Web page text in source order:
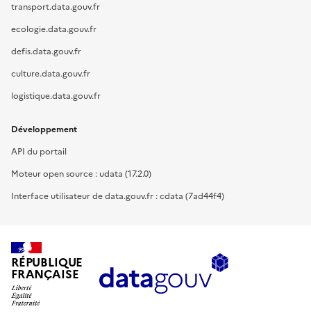
transport.data.gouv.fr
ecologie.data.gouv.fr
defis.data.gouv.fr
culture.data.gouv.fr
logistique.data.gouv.fr
Développement
API du portail
Moteur open source : udata (17.2.0)
Interface utilisateur de data.gouv.fr : cdata (7ad44f4)
RÉPUBLIQUE
FRANÇAISE